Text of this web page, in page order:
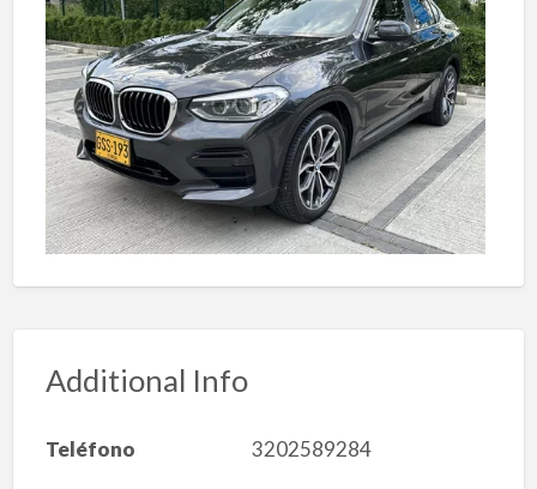
Additional Info
Teléfono 3202589284